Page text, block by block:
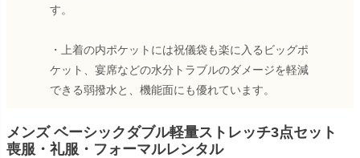
す。
・上着の内ポケットには祝儀袋も楽に入るビッグポ
ケット、宴席などの水分トラブルのダメージを軽減
できる弱撥水と、機能面にも優れています。
メンズ ベーシックダブル軽量ストレッチ3点セット
喪服・礼服・フォーマルレンタル